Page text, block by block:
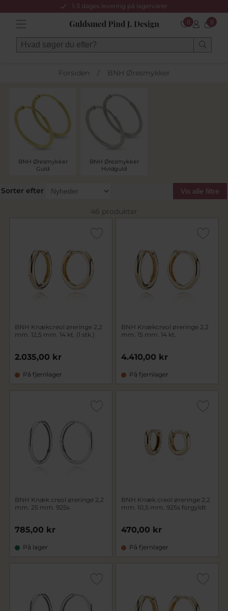
1-3 dages levering på lagervarer
0 0
Forsiden / BNH Øresmykker
BNH Øresmykker
Guld
BNH Øresmykker
Hvidguld
Sorter efter Vis alle filtre
46 produkter
BNH Knækcreol øreringe 2,2
mm. 12,5 mm. 14 kt. (1 stk.)
2.035,00 kr
På fjernlager
BNH Knækcreol øreringe 2,2
mm. 15 mm. 14 kt.
4.410,00 kr
På fjernlager
BNH Knæk creol øreringe 2,2
mm. 25 mm. 925s
785,00 kr
På lager
BNH Knæk creol øreringe 2,2
mm. 10,5 mm. 925s forgyldt
470,00 kr
På fjernlager